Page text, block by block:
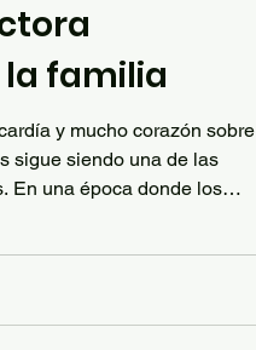
familia
y mucho corazón sobre
sigue siendo una de las
En una época donde los
única de mamá: la que
Un homenaje